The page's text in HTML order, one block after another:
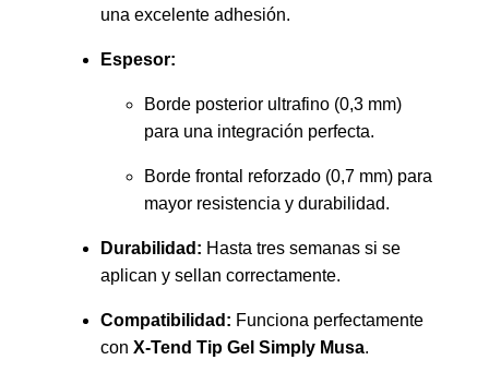
una excelente adhesión.
Espesor:
Borde posterior ultrafino (0,3 mm)
para una integración perfecta.
Borde frontal reforzado (0,7 mm) para
mayor resistencia y durabilidad.
Durabilidad: Hasta tres semanas si se
aplican y sellan correctamente.
Compatibilidad: Funciona perfectamente
con X-Tend Tip Gel Simply Musa.